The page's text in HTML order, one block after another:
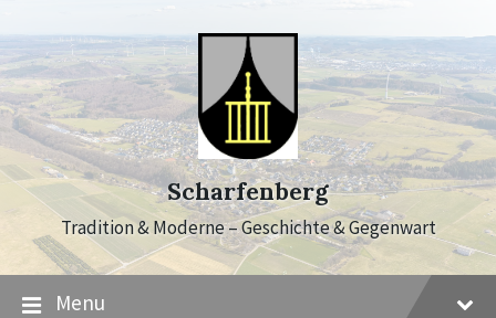
content
main
navigation
footer
Scharfenberg
Tradition & Moderne – Geschichte & Gegenwart
Menu